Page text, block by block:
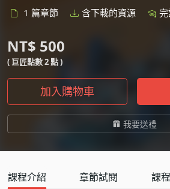
1 篇章節 含下載的資源
NT$ 500
( 巨匠點數 2 點 )
加入購物車
我要送禮
課程介紹 章節試閱 課